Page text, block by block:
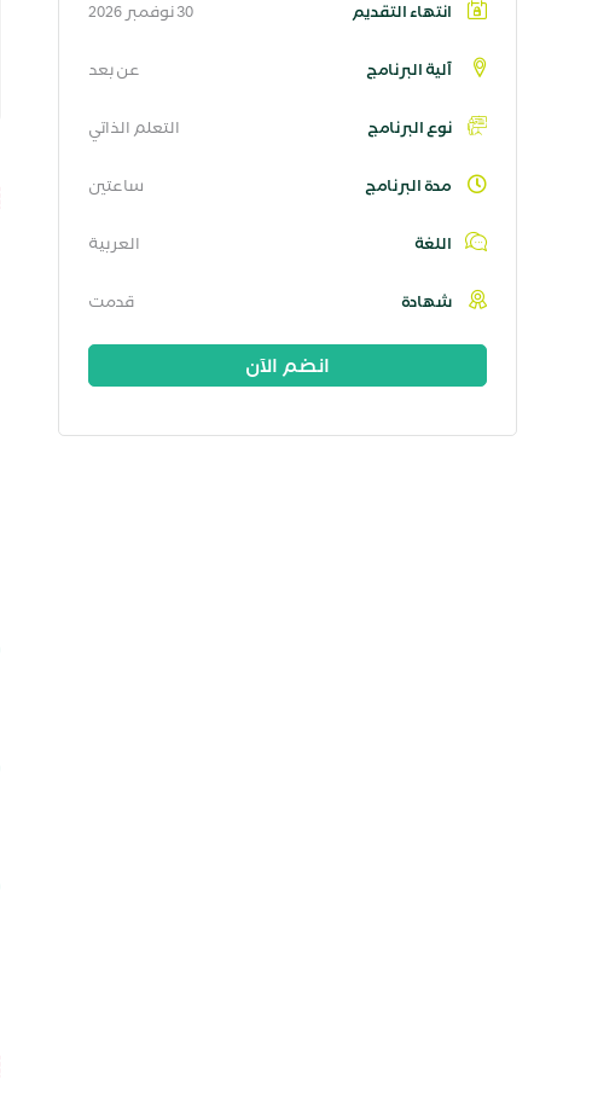
انتهاء التقديم 30 نوفمبر 2026
آلية البرنامج عن بعد
نوع البرنامج التعلم الذاتي
مدة البرنامج ساعتين
اللغة العربية
شهادة قدمت
انضم الآن